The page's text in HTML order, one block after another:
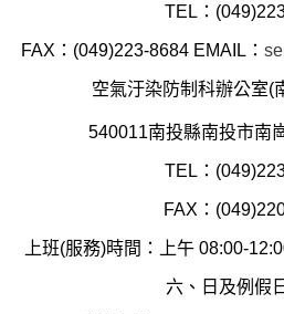
TEL：
FAX：(049)223-8684 EMAIL：
空氣汙染防制科辦公室(
540011南投縣南投市南
TEL：
FAX：
上班(服務)時間：上午 08:00-
六、日及例假